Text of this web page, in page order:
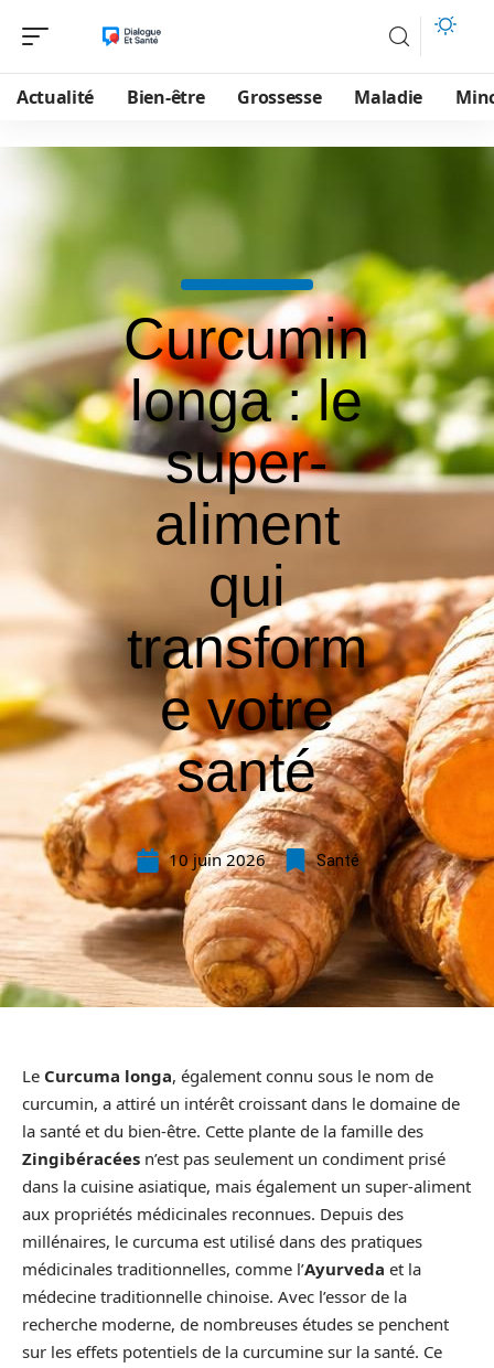
Actualité Bien-être Grossesse Maladie
Curcumin
longa : le
super-
aliment
qui
transform
e votre
santé
10 juin 2026 Santé
Le Curcuma longa, également connu sous le nom de
curcumin, a attiré un intérêt croissant dans le domaine de
la santé et du bien-être. Cette plante de la famille des
Zingibéracées n’est pas seulement un condiment prisé
dans la cuisine asiatique, mais également un super-aliment
aux propriétés médicinales reconnues. Depuis des
millénaires, le curcuma est utilisé dans des pratiques
médicinales traditionnelles, comme l’Ayurveda et la
médecine traditionnelle chinoise. Avec l’essor de la
recherche moderne, de nombreuses études se penchent
sur les effets potentiels de la curcumine sur la santé. Ce